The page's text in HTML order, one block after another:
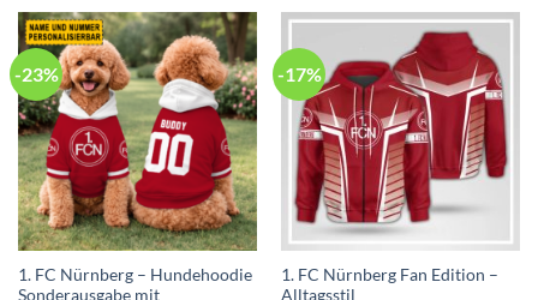
-23%
1. FC Nürnberg – Hundehoodie
Sonderausgabe mit
-17%
1. FC Nürnberg Fan Edition –
Alltagsstil